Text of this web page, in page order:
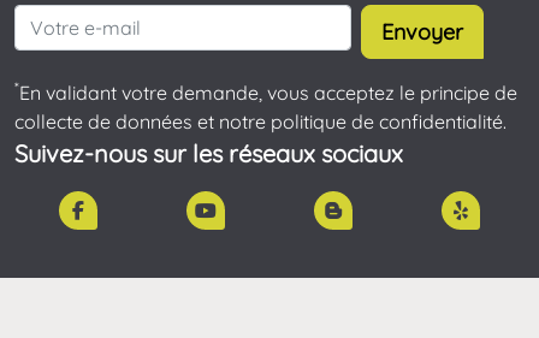
Envoyer
*En validant votre demande, vous acceptez le principe de
collecte de données et notre politique de confidentialité.
Suivez-nous sur les réseaux sociaux